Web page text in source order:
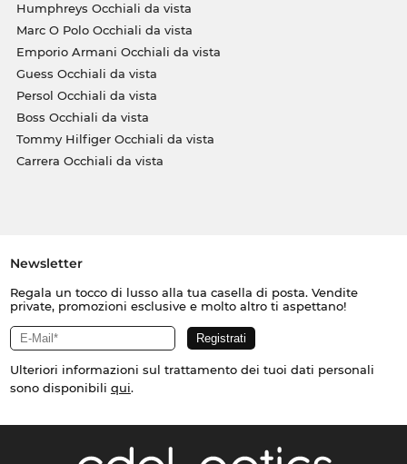
Humphreys Occhiali da vista
Marc O Polo Occhiali da vista
Emporio Armani Occhiali da vista
Guess Occhiali da vista
Persol Occhiali da vista
Boss Occhiali da vista
Tommy Hilfiger Occhiali da vista
Carrera Occhiali da vista
Newsletter
Regala un tocco di lusso alla tua casella di posta. Vendite
private, promozioni esclusive e molto altro ti aspettano!
Ulteriori informazioni sul trattamento dei tuoi dati personali
sono disponibili qui.